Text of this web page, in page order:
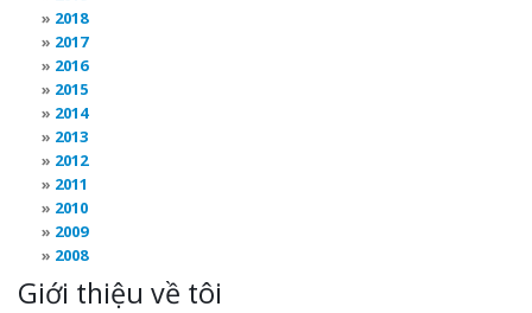
2018
2017
2016
2015
2014
2013
2012
2011
2010
2009
2008
Giới thiệu về tôi